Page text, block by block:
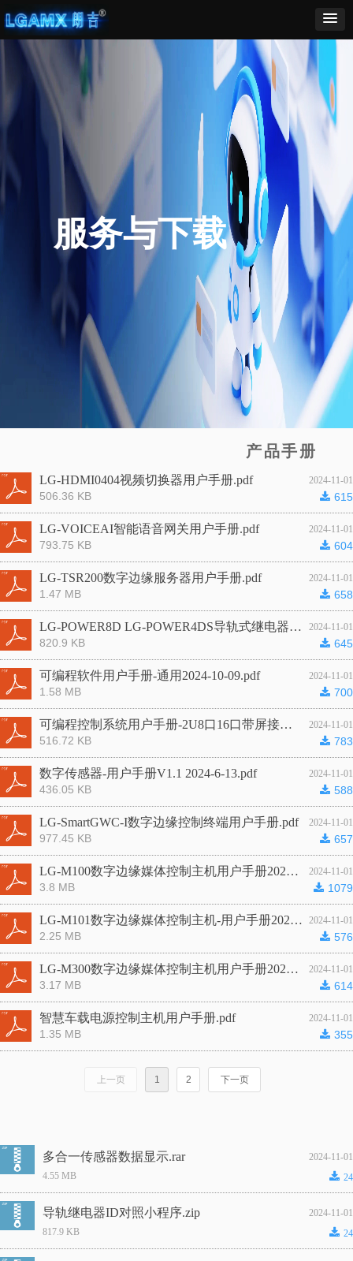
2024-11-01
LG-HDMI0404视频切换器用户手册.pdf
끂 615
506.36 KB
2024-11-01
LG-VOICEAI智能语音网关用户手册.pdf
끂 604
793.75 KB
2024-11-01
LG-TSR200数字边缘服务器用户手册.pdf
끂 658
1.47 MB
2024-11-01
LG-POWER8D LG-POWER4DS导轨式继电器用户手册.pdf
끂 645
820.9 KB
2024-11-01
可编程软件用户手册-通用2024-10-09.pdf
끂 700
1.58 MB
2024-11-01
可编程控制系统用户手册-2U8口16口带屏接口功能说明2024-10-09.pdf
끂 783
516.72 KB
2024-11-01
数字传感器-用户手册V1.1 2024-6-13.pdf
끂 588
436.05 KB
2024-11-01
LG-SmartGWC-I数字边缘控制终端用户手册.pdf
끂 657
977.45 KB
2024-11-01
LG-M100数字边缘媒体控制主机用户手册2024-10-11.pdf
끂 1079
3.8 MB
2024-11-01
LG-M101数字边缘媒体控制主机-用户手册2024-10-14.pdf
끂 576
2.25 MB
2024-11-01
LG-M300数字边缘媒体控制主机用户手册2024-6-14.pdf
끂 614
3.17 MB
2024-11-01
智慧车载电源控制主机用户手册.pdf
끂 355
1.35 MB
上一页 1 2 下一页
产品手册
2024-11-01
多合一传感器数据显示.rar
끂 24
4.55 MB
2024-11-01
导轨继电器ID对照小程序.zip
끂 24
817.9 KB
服务与下载